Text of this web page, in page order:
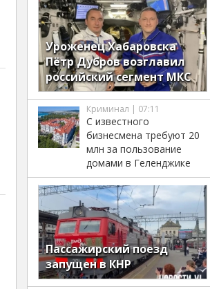
Уроженец Хабаровска
Пётр Дубров возглавил
российский сегмент МКС
Криминал | 07:11
С известного
бизнесмена требуют 20
млн за пользование
домами в Геленджике
Пассажирский поезд
запущен в КНР